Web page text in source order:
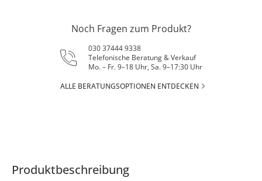
Noch Fragen zum Produkt?
030 37444 9338
Telefonische Beratung & Verkauf
Mo. – Fr. 9–18 Uhr, Sa. 9–17:30 Uhr
ALLE BERATUNGSOPTIONEN ENTDECKEN
Produktbeschreibung